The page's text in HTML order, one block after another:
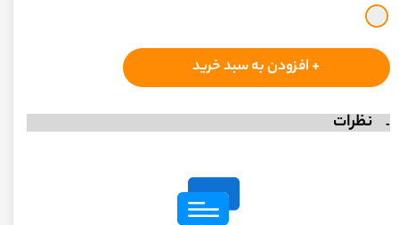
+ افزودن به سبد خرید
نظرات